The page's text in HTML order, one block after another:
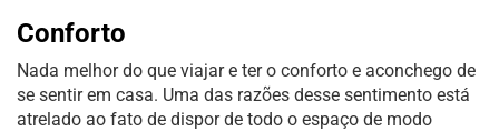
Conforto
Nada melhor do que viajar e ter o conforto e aconchego de
se sentir em casa. Uma das razões desse sentimento está
atrelado ao fato de dispor de todo o espaço de modo